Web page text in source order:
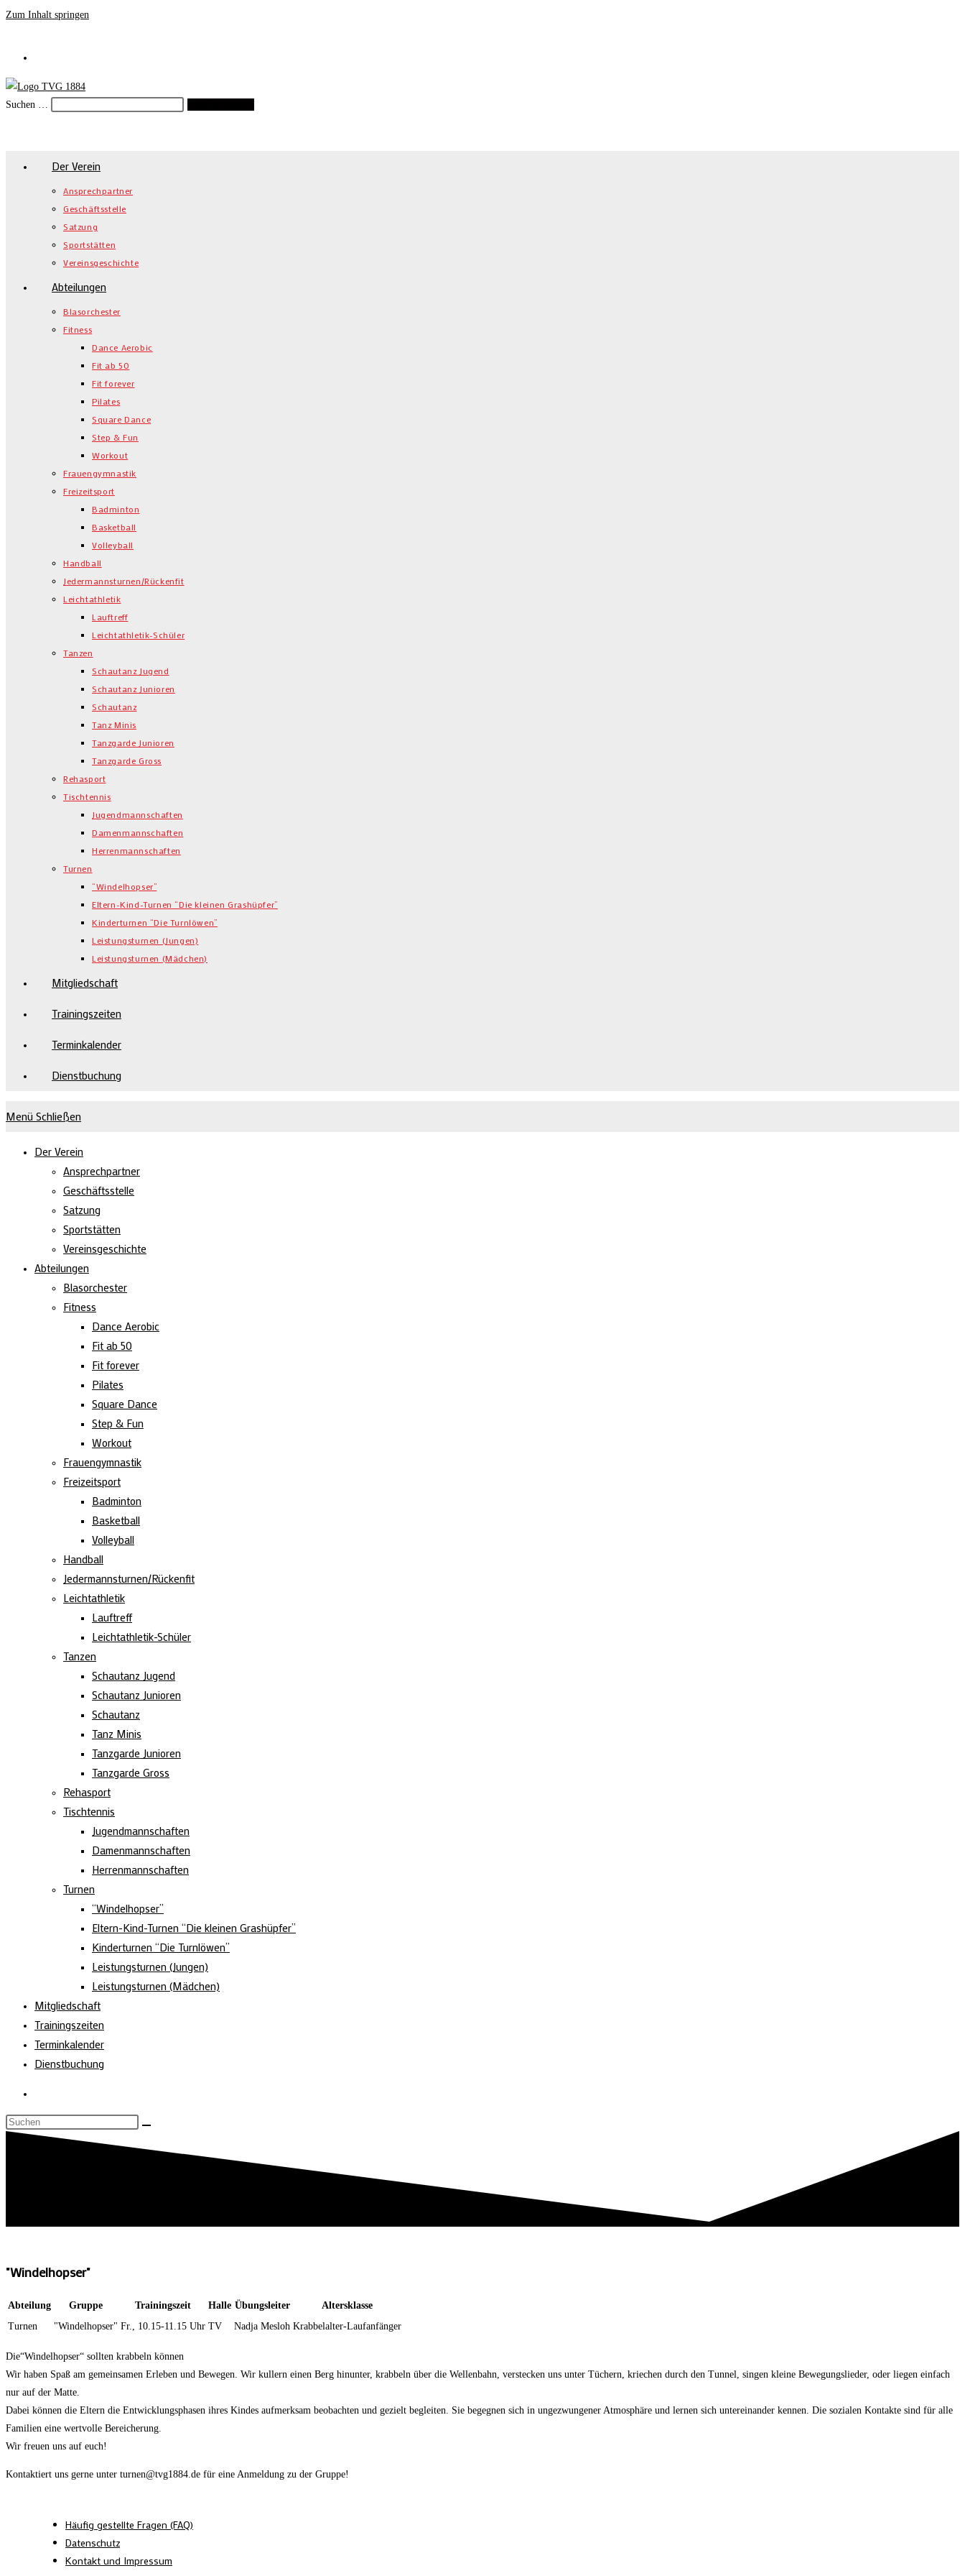
Zum Inhalt springen
Suchen …
Der Verein
Ansprechpartner
Geschäftsstelle
Satzung
Sportstätten
Vereinsgeschichte
Abteilungen
Blasorchester
Fitness
Dance Aerobic
Fit ab 50
Fit forever
Pilates
Square Dance
Step & Fun
Workout
Frauengymnastik
Freizeitsport
Badminton
Basketball
Volleyball
Handball
Jedermannsturnen/Rückenfit
Leichtathletik
Lauftreff
Leichtathletik-Schüler
Tanzen
Schautanz Jugend
Schautanz Junioren
Schautanz
Tanz Minis
Tanzgarde Junioren
Tanzgarde Gross
Rehasport
Tischtennis
Jugendmannschaften
Damenmannschaften
Herrenmannschaften
Turnen
“Windelhopser”
Eltern-Kind-Turnen “Die kleinen Grashüpfer”
Kinderturnen “Die Turnlöwen”
Leistungsturnen (Jungen)
Leistungsturnen (Mädchen)
Mitgliedschaft
Trainingszeiten
Terminkalender
Dienstbuchung
Menü Schließen
Der Verein
Ansprechpartner
Geschäftsstelle
Satzung
Sportstätten
Vereinsgeschichte
Abteilungen
Blasorchester
Fitness
Dance Aerobic
Fit ab 50
Fit forever
Pilates
Square Dance
Step & Fun
Workout
Frauengymnastik
Freizeitsport
Badminton
Basketball
Volleyball
Handball
Jedermannsturnen/Rückenfit
Leichtathletik
Lauftreff
Leichtathletik-Schüler
Tanzen
Schautanz Jugend
Schautanz Junioren
Schautanz
Tanz Minis
Tanzgarde Junioren
Tanzgarde Gross
Rehasport
Tischtennis
Jugendmannschaften
Damenmannschaften
Herrenmannschaften
Turnen
“Windelhopser”
Eltern-Kind-Turnen “Die kleinen Grashüpfer”
Kinderturnen “Die Turnlöwen”
Leistungsturnen (Jungen)
Leistungsturnen (Mädchen)
Mitgliedschaft
Trainingszeiten
Terminkalender
Dienstbuchung
"Windelhopser"
Abteilung Gruppe Trainingszeit Halle Übungsleiter
Altersklasse
Turnen
"Windelhopser" Fr., 10.15-11.15 Uhr TV Nadja Mesloh Krabbelalter-Laufanfänger
Die“Windelhopser“ sollten krabbeln können
Wir haben Spaß am gemeinsamen Erleben und Bewegen. Wir kullern einen Berg hinunter, krabbeln über die Wellenbahn, verstecken uns unter Tüchern, kriechen durch den Tunnel, singen kleine Bewegungslieder, oder liegen einfach
nur auf der Matte.
Dabei können die Eltern die Entwicklungsphasen ihres Kindes aufmerksam beobachten und gezielt begleiten. Sie begegnen sich in ungezwungener Atmosphäre und lernen sich untereinander kennen. Die sozialen Kontakte sind für alle
Familien eine wertvolle Bereicherung.
Wir freuen uns auf euch!
Kontaktiert uns gerne unter turnen@tvg1884.de für eine Anmeldung zu der Gruppe!
Häufig gestellte Fragen (FAQ)
Datenschutz
Kontakt und Impressum